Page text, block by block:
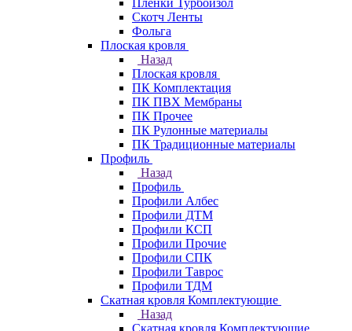
Пленки Турбоизол
Скотч Ленты
Фольга
Плоская кровля
Назад
Плоская кровля
ПК Комплектация
ПК ПВХ Мембраны
ПК Прочее
ПК Рулонные материалы
ПК Традиционные материалы
Профиль
Назад
Профиль
Профили Албес
Профили ДТМ
Профили КСП
Профили Прочие
Профили СПК
Профили Таврос
Профили ТДМ
Скатная кровля Комплектующие
Назад
Скатная кровля Комплектующие